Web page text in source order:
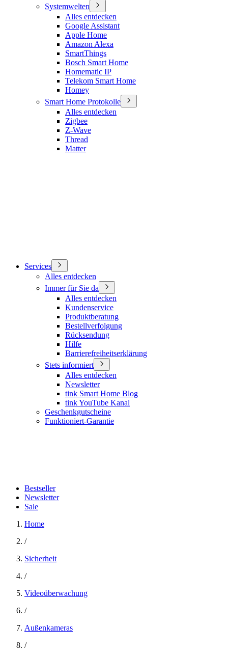
Systemwelten
Alles entdecken
Google Assistant
Apple Home
Amazon Alexa
SmartThings
Bosch Smart Home
Homematic IP
Telekom Smart Home
Homey
Smart Home Protokolle
Alles entdecken
Zigbee
Z-Wave
Thread
Matter
Services
Alles entdecken
Immer für Sie da
Alles entdecken
Kundenservice
Produktberatung
Bestellverfolgung
Rücksendung
Hilfe
Barrierefreiheitserklärung
Stets informiert
Alles entdecken
Newsletter
tink Smart Home Blog
tink YouTube Kanal
Geschenkgutscheine
Funktioniert-Garantie
Bestseller
Newsletter
Sale
Home
/
Sicherheit
/
Videoüberwachung
/
Außenkameras
/